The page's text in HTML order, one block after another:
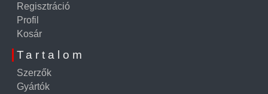
Regisztráció
Profil
Kosár
Tartalom
Szerzők
Gyártók